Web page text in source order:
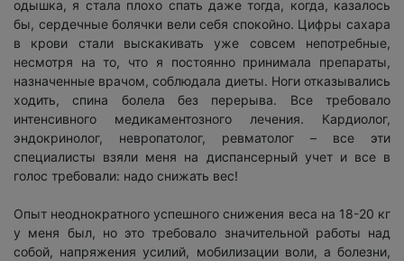
одышка, я стала плохо спать даже тогда, когда, казалось
бы, сердечные болячки вели себя спокойно. Цифры сахара
в крови стали выскакивать уже совсем непотребные,
несмотря на то, что я постоянно принимала препараты,
назначенные врачом, соблюдала диеты. Ноги отказывались
ходить, спина болела без перерыва. Все требовало
интенсивного медикаментозного лечения. Кардиолог,
эндокринолог, невропатолог, ревматолог – все эти
специалисты взяли меня на диспансерный учет и все в
голос требовали: надо снижать вес!
Опыт неоднократного успешного снижения веса на 18-20 кг
у меня был, но это требовало значительной работы над
собой, напряжения усилий, мобилизации воли, а болезни,